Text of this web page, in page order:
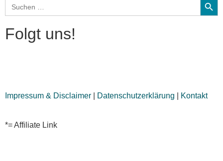
for:
Folgt uns!
Impressum & Disclaimer Datenschutzerklärung Kontakt
*= Affiliate Link